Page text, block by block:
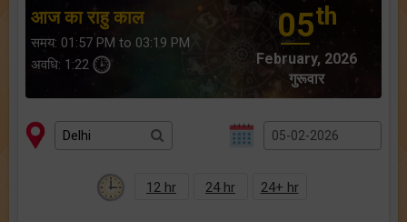
आज का राहु काल
समय: 01:57 PM to 03:19 PM
अवधि: 1:22
05th
February, 2026
गुरूवार
12 hr 24 hr 24+ hr